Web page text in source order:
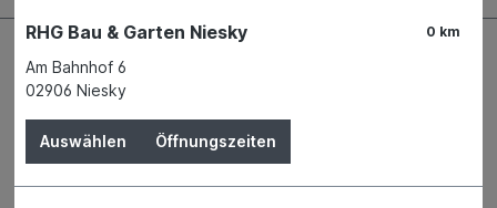
0 km
RHG Bau & Garten Niesky
Am Bahnhof 6
02906 Niesky
Auswählen Öffnungszeiten